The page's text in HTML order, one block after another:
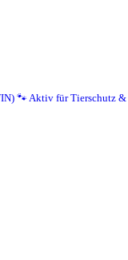
🐾 Aktiv für Tierschutz